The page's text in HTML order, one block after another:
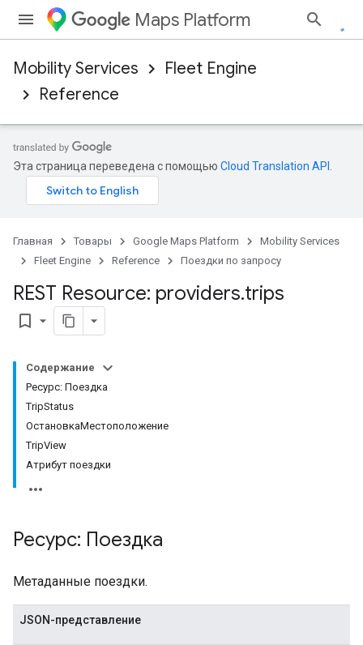
Maps Platform
Mobility Services
Fleet Engine
Reference
Эта страница переведена с помощью Cloud Translation API
Главная Товары Google Maps Platform
Mobility Services
Fleet Engine
Reference Поездки по запросу
REST Resource: providers.trips
bookmark_border
Содержание
Ресурс: Поездка
TripStatus
ОстановкаМестоположение
TripView
Атрибут поездки
Ресурс: Поездка
Метаданные поездки.
JSON-представление